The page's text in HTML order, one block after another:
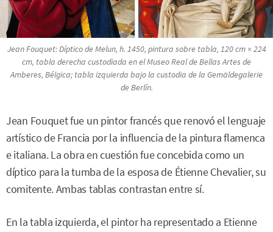
Jean Fouquet:Díptico de Melun, h. 1450, pintura sobre tabla, 120 cm × 224
cm, tabla derecha custodiada en el Museo Real de Bellas Artes de
Amberes, Bélgica; tabla izquierda bajo la custodia de la Gemäldegalerie
de Berlín.
Jean Fouquet fue un pintor francés que renovó el lenguaje
artístico de Francia por la influencia de la pintura flamenca
e italiana. La obra en cuestión fue concebida como un
díptico para la tumba de la esposa de Étienne Chevalier, su
comitente. Ambas tablas contrastan entre sí.
En la tabla izquierda, el pintor ha representado a Etienne